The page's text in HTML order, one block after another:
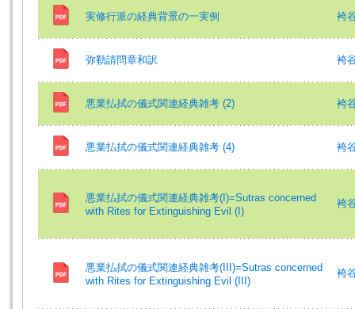
実修行派の経典背景の一実例 袴
弥勒請問章和訳 袴
悪業払拭の儀式関連経典雑考 (2) 袴
悪業払拭の儀式関連経典雑考 (4) 袴
悪業払拭の儀式関連経典雑考(I)=Sutras concerned
with Rites for Extinguishing Evil (I)
袴
悪業払拭の儀式関連経典雑考(III)=Sutras concerned
with Rites for Extinguishing Evil (III)
袴